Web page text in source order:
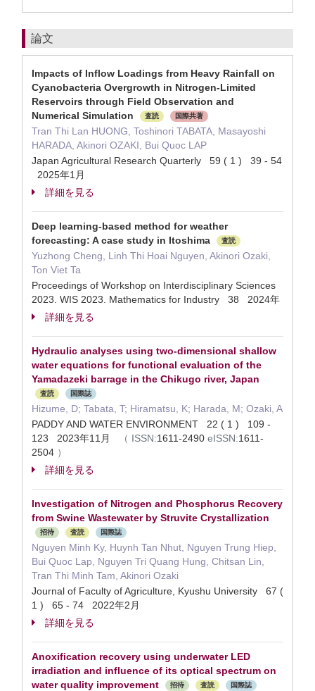
論文
Impacts of Inflow Loadings from Heavy Rainfall on
Cyanobacteria Overgrowth in Nitrogen-Limited
Reservoirs through Field Observation and
Numerical Simulation
査読 国際共著
Tran Thi Lan HUONG, Toshinori TABATA, Masayoshi
HARADA, Akinori OZAKI, Bui Quoc LAP
Japan Agricultural Research Quarterly 59 ( 1 ) 39 - 54
2025年1月
詳細を見る
Deep learning-based method for weather
forecasting: A case study in Itoshima
査読
Yuzhong Cheng, Linh Thi Hoai Nguyen, Akinori Ozaki,
Ton Viet Ta
Proceedings of Workshop on Interdisciplinary Sciences
2023. WIS 2023. Mathematics for Industry 38 2024年
詳細を見る
Hydraulic analyses using two‑dimensional shallow
water equations for functional evaluation of the
Yamadazeki barrage in the Chikugo river, Japan
査読 国際誌
Hizume, D; Tabata, T; Hiramatsu, K; Harada, M; Ozaki, A
PADDY AND WATER ENVIRONMENT 22 ( 1 ) 109 -
123 2023年11月
（ ISSN:1611-2490 eISSN:1611-
2504 ）
詳細を見る
Investigation of Nitrogen and Phosphorus Recovery
from Swine Wastewater by Struvite Crystallization
招待 査読 国際誌
Nguyen Minh Ky, Huynh Tan Nhut, Nguyen Trung Hiep,
Bui Quoc Lap, Nguyen Tri Quang Hung, Chitsan Lin,
Tran Thi Minh Tam, Akinori Ozaki
Journal of Faculty of Agriculture, Kyushu University 67 (
1 ) 65 - 74 2022年2月
詳細を見る
Anoxification recovery using underwater LED
irradiation and influence of its optical spectrum on
water quality improvement
招待 査読 国際誌